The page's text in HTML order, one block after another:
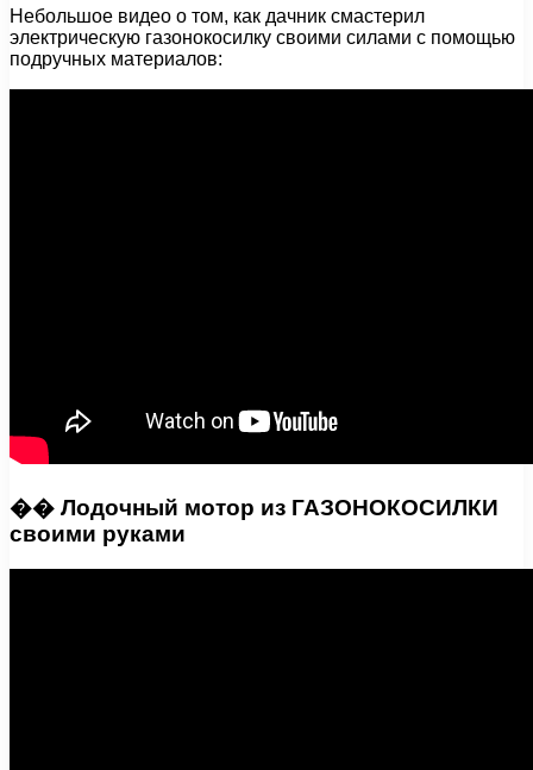
Небольшое видео о том, как дачник смастерил
электрическую газонокосилку своими силами с помощью
подручных материалов:
�� Лодочный мотор из ГАЗОНОКОСИЛКИ
своими руками